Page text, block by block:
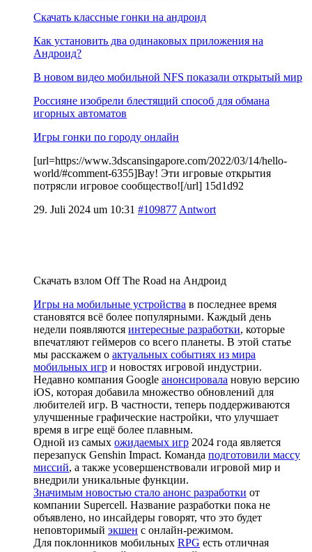
Скачать классные гонки на андроид
Как установить два одинаковых приложения на
Андроид?
В новом видео мобильной NFS показали открытый мир
Россияне изобрели блестящий способ для обмана
игорных автоматов
Игры гонки по городу онлайн
[url=https://www.3dscansingapore.com/2022/03/14/hello-
world/#comment-6355]Вау! Эти игровые открытия
потрясли игровое сообщество![/url] 15d1d92
29. Juli 2024 um 10:31 #109877 Antwort
Скачать взлом Off The Road на Андроид
Игры на мобильные устройства в последнее время
становятся всё более популярными. Каждый день
недели появляются интересные разработки, которые
впечатляют геймеров со всего планеты. В этой статье
мы расскажем о актуальных событиях из мира
мобильных игр и новостях игровой индустрии.
Недавно компания Google анонсировала новую версию
iOS, которая добавила множество обновлений для
любителей игр. В частности, теперь поддерживаются
улучшенные графические настройки, что улучшает
время в игре ещё более плавным.
Одной из самых ожидаемых игр 2024 года является
перезапуск Genshin Impact. Команда подготовили массу
миссий, а также усовершенствовали игровой мир и
внедрили уникальные функции.
Значимым новостью стало анонс разработки от
компании Supercell. Название разработки пока не
объявлено, но инсайдеры говорят, что это будет
неповторимый экшен с онлайн-режимом.
Для поклонников мобильных RPG есть отличная